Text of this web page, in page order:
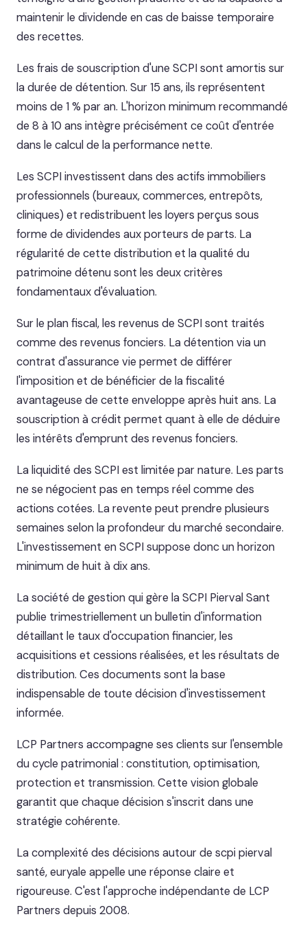
maintenir le dividende en cas de baisse temporaire
des recettes.
Les frais de souscription d'une SCPI sont amortis sur
la durée de détention. Sur 15 ans, ils représentent
moins de 1 % par an. L'horizon minimum recommandé
de 8 à 10 ans intègre précisément ce coût d'entrée
dans le calcul de la performance nette.
Les SCPI investissent dans des actifs immobiliers
professionnels (bureaux, commerces, entrepôts,
cliniques) et redistribuent les loyers perçus sous
forme de dividendes aux porteurs de parts. La
régularité de cette distribution et la qualité du
patrimoine détenu sont les deux critères
fondamentaux d'évaluation.
Sur le plan fiscal, les revenus de SCPI sont traités
comme des revenus fonciers. La détention via un
contrat d'assurance vie permet de différer
l'imposition et de bénéficier de la fiscalité
avantageuse de cette enveloppe après huit ans. La
souscription à crédit permet quant à elle de déduire
les intérêts d'emprunt des revenus fonciers.
La liquidité des SCPI est limitée par nature. Les parts
ne se négocient pas en temps réel comme des
actions cotées. La revente peut prendre plusieurs
semaines selon la profondeur du marché secondaire.
L'investissement en SCPI suppose donc un horizon
minimum de huit à dix ans.
La société de gestion qui gère la SCPI Pierval Sant
publie trimestriellement un bulletin d'information
détaillant le taux d'occupation financier, les
acquisitions et cessions réalisées, et les résultats de
distribution. Ces documents sont la base
indispensable de toute décision d'investissement
informée.
LCP Partners accompagne ses clients sur l'ensemble
du cycle patrimonial : constitution, optimisation,
protection et transmission. Cette vision globale
garantit que chaque décision s'inscrit dans une
stratégie cohérente.
La complexité des décisions autour de scpi pierval
santé, euryale appelle une réponse claire et
rigoureuse. C'est l'approche indépendante de LCP
Partners depuis 2008.